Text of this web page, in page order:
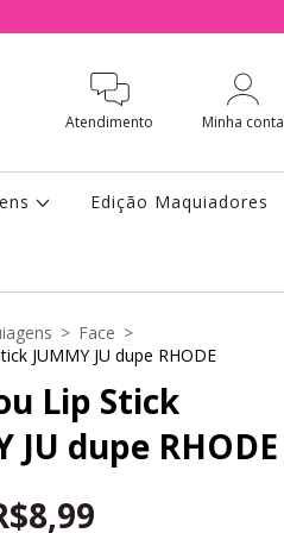
Atendimento Minha conta
Edição Maquiadores
> Face >
JUMMY JU dupe RHODE
Lip Stick
JU dupe RHODE